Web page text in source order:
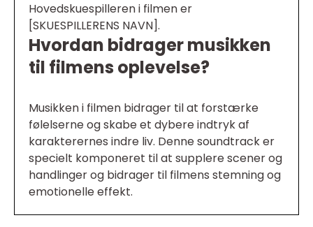
Hovedskuespilleren i filmen er
[SKUESPILLERENS NAVN].
Hvordan bidrager musikken
til filmens oplevelse?
Musikken i filmen bidrager til at forstærke
følelserne og skabe et dybere indtryk af
karakterernes indre liv. Denne soundtrack er
specielt komponeret til at supplere scener og
handlinger og bidrager til filmens stemning og
emotionelle effekt.